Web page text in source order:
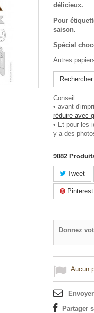
délicieux.
Pour
saison.
Spécial
Autres
Conseil :
• avant
réduire avec
• Et pour les
y a des
9882
Tweet
Pinterest
Donnez
Aucun
Partager